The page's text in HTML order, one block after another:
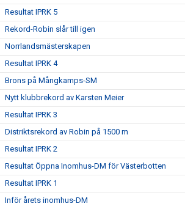
Resultat IPRK 5
Rekord-Robin slår till igen
Norrlandsmästerskapen
Resultat IPRK 4
Brons på Mångkamps-SM
Nytt klubbrekord av Karsten Meier
Resultat IPRK 3
Distriktsrekord av Robin på 1500 m
Resultat IPRK 2
Resultat Öppna Inomhus-DM för Västerbotten
Resultat IPRK 1
Inför årets inomhus-DM